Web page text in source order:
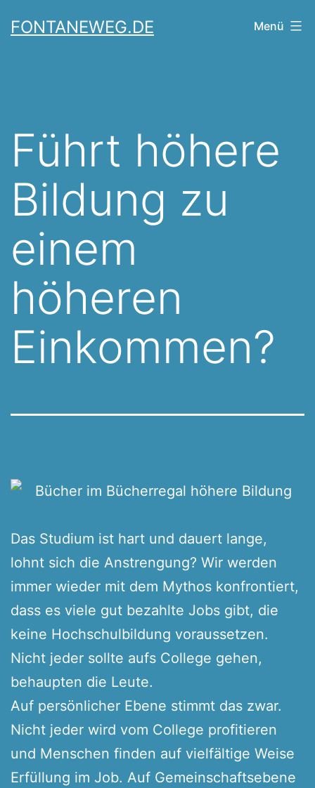
Inhalt
FONTANEWEG.DE Menü
Führt höhere
Bildung zu
einem
höheren
Einkommen?
Das Studium ist hart und dauert lange,
lohnt sich die Anstrengung? Wir werden
immer wieder mit dem Mythos konfrontiert,
dass es viele gut bezahlte Jobs gibt, die
keine Hochschulbildung voraussetzen.
Nicht jeder sollte aufs College gehen,
behaupten die Leute.
Auf persönlicher Ebene stimmt das zwar.
Nicht jeder wird vom College profitieren
und Menschen finden auf vielfältige Weise
Erfüllung im Job. Auf Gemeinschaftsebene